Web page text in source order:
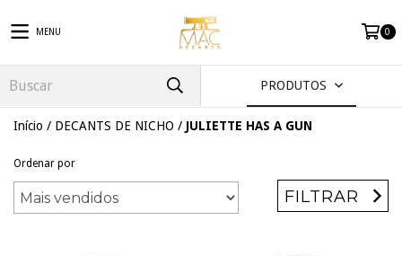
MENU 0
PRODUTOS
Início / DECANTS DE NICHO / JULIETTE HAS A GUN
Ordenar por
FILTRAR